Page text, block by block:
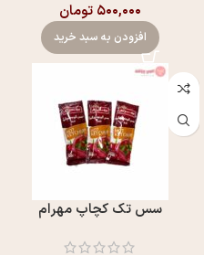
۵۰۰,۰۰۰ تومان
افزودن به سبد خرید
سس تک کچاپ مهرام